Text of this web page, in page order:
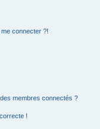
connecter ?!
membres connectés ?
!